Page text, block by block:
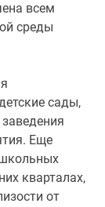
всем
среды
сады,
Еще
кварталах,
от